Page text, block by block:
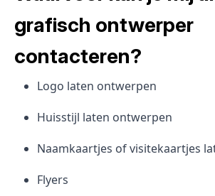
grafisch ontwerper
contacteren?
Logo laten ontwerpen
Huisstijl laten ontwerpen
Naamkaartjes of visitekaartjes
Flyers